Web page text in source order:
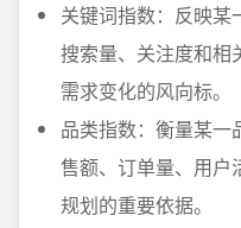
关键词指数：反映某
搜索量、关注度和相
需求变化的风向标。
品类指数：衡量某一
售额、订单量、用户
规划的重要依据。